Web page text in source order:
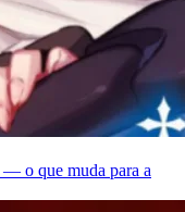
o que muda para a